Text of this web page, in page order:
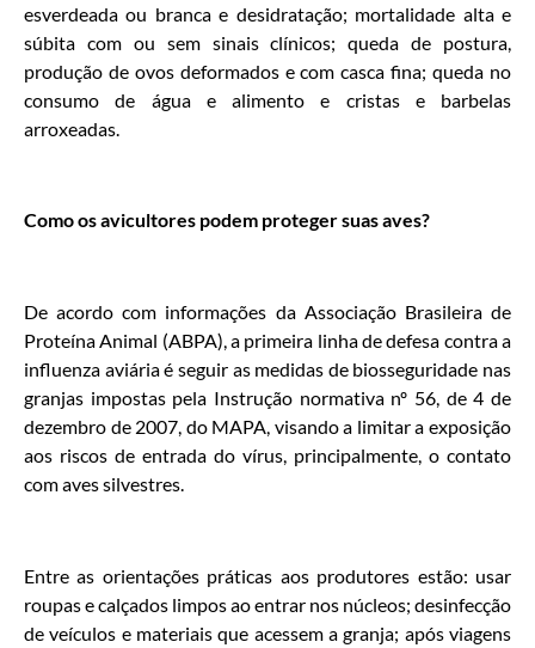
esverdeada ou branca e desidratação; mortalidade alta e
súbita com ou sem sinais clínicos; queda de postura,
produção de ovos deformados e com casca fina; queda no
consumo de água e alimento e cristas e barbelas
arroxeadas.
Como os avicultores podem proteger suas aves?
De acordo com informações da Associação Brasileira de
Proteína Animal (ABPA), a primeira linha de defesa contra a
influenza aviária é seguir as medidas de biosseguridade nas
granjas impostas pela Instrução normativa nº 56, de 4 de
dezembro de 2007, do MAPA, visando a limitar a exposição
aos riscos de entrada do vírus, principalmente, o contato
com aves silvestres.
Entre as orientações práticas aos produtores estão: usar
roupas e calçados limpos ao entrar nos núcleos; desinfecção
de veículos e materiais que acessem a granja; após viagens